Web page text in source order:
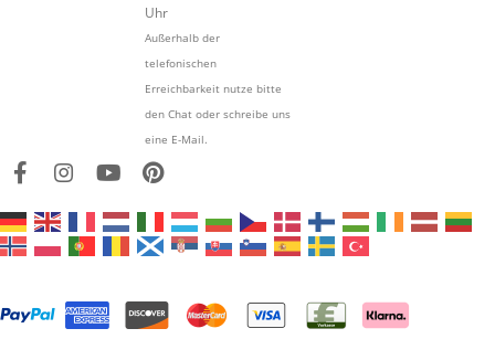
Uhr
Außerhalb der
telefonischen
Erreichbarkeit nutze bitte
den Chat oder schreibe uns
eine E-Mail.